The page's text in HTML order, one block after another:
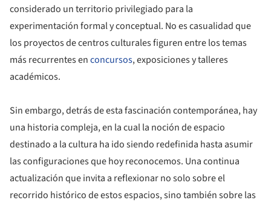
considerado un territorio privilegiado para la
experimentación formal y conceptual. No es casualidad que
los proyectos de centros culturales figuren entre los temas
más recurrentes enconcursos, exposiciones y talleres
académicos.
Sin embargo, detrás de esta fascinación contemporánea, hay
una historia compleja, en la cual la noción de espacio
destinado a la cultura ha ido siendo redefinida hasta asumir
las configuraciones que hoy reconocemos. Una continua
actualización que invita a reflexionar no solo sobre el
recorrido histórico de estos espacios, sino también sobre las